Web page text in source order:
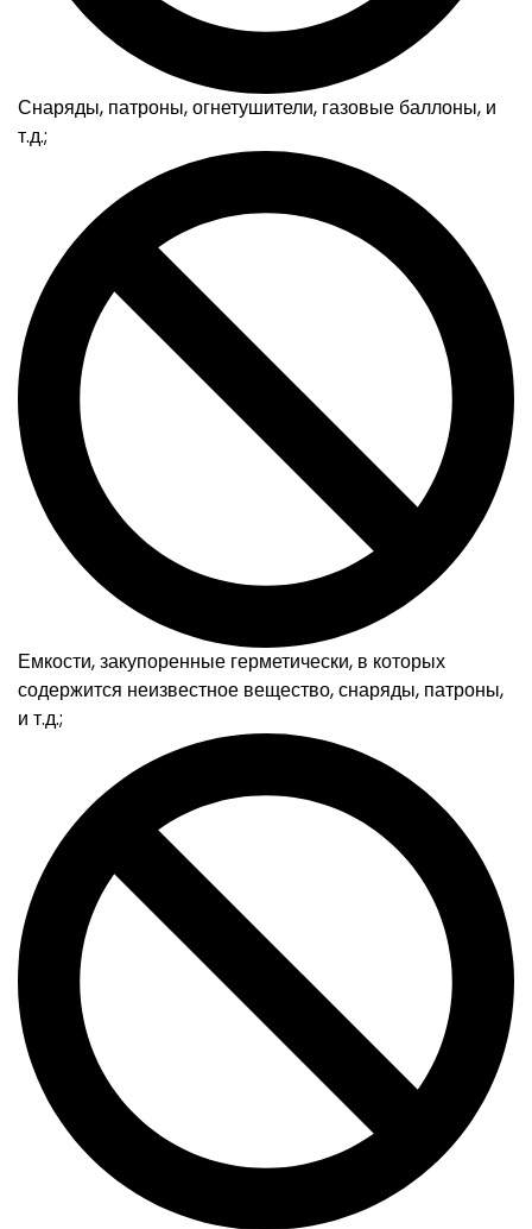
Снаряды, патроны, огнетушители, газовые баллоны, и
т.д.;
Емкости, закупоренные герметически, в которых
содержится неизвестное вещество, снаряды, патроны,
и т.д.;